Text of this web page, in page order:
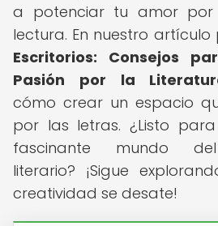
a potenciar tu amor
lectura. En nuestro artículo
Escritorios: Consejos
Pasión por la
cómo crear un espacio
por las letras. ¿Listo
fascinante mundo del
literario? ¡Sigue
creatividad se desate!